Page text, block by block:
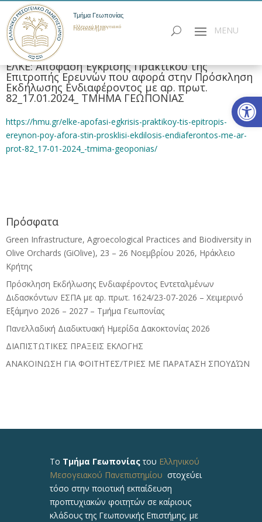
Τμήμα Γεωπονίας
Ελληνικό Μεσογειακό
Πανεπιστήμιο
ΕΛΚΕ: Απόφαση Έγκρισης Πρακτικού της
Επιτροπής Ερευνών που αφορά στην Πρόσκληση
Εκδήλωσης Ενδιαφέροντος με αρ. πρωτ.
82_17.01.2024_ ΤΜΗΜΑ ΓΕΩΠΟΝΙΑΣ
https://hmu.gr/elke-apofasi-egkrisis-praktikoy-tis-epitropis-
ereynon-poy-afora-stin-prosklisi-ekdilosis-endiaferontos-me-ar-
prot-82_17-01-2024_-tmima-geoponias/
Πρόσφατα
Green Infrastructure, Agroecological Practices and Biodiversity in
Olive Orchards (GiOlive), 23 – 26 Νοεμβρίου 2026, Ηράκλειο
Κρήτης
Πρόσκληση Εκδήλωσης Ενδιαφέροντος Εντεταλμένων
Διδασκόντων ΕΣΠΑ με αρ. πρωτ. 1624/23-07-2026 – Χειμερινό
Εξάμηνο 2026 – 2027 – Τμήμα Γεωπονίας
Πανελλαδική Διαδικτυακή Ημερίδα Δακοκτονίας 2026
ΔΙΑΠΙΣΤΩΤΙΚΕΣ ΠΡΑΞΕΙΣ ΕΚΛΟΓΗΣ
ΑΝΑΚΟΙΝΩΣΗ ΓΙΑ ΦΟΙΤΗΤΕΣ/ΤΡΙΕΣ ΜΕ ΠΑΡΑΤΑΣΗ ΣΠΟΥΔΏΝ
Το Τμήμα Γεωπονίαςτου Ελληνικού
Μεσογειακού Πανεπιστημίου στοχεύει
τόσο στην ποιοτική εκπαίδευση
προπτυχιακών φοιτητών σε καίριους
κλάδους της Γεωπονικής Επιστήμης, με